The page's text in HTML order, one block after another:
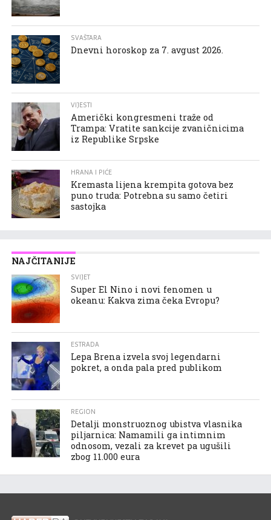
SVAŠTARA
Dnevni horoskop za 7. avgust 2026.
VIJESTI
Američki kongresmeni traže od
Trampa: Vratite sankcije zvaničnicima
iz Republike Srpske
HRANA I PIĆE
Kremasta lijena krempita gotova bez
puno truda: Potrebna su samo četiri
sastojka
NAJČITANIJE
SVIJET
Super El Nino i novi fenomen u
okeanu: Kakva zima čeka Evropu?
ESTRADA
Lepa Brena izvela svoj legendarni
pokret, a onda pala pred publikom
REGION
Detalji monstruoznog ubistva vlasnika
piljarnica: Namamili ga intimnim
odnosom, vezali za krevet pa ugušili
zbog 11.000 eura